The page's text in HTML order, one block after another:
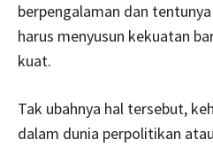
berpengalaman dan
harus menyusun kekuatan
kuat.
Tak ubahnya hal tersebut,
dalam dunia perpolitikan